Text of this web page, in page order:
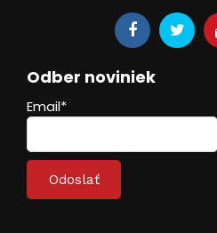
Odber noviniek
Email*